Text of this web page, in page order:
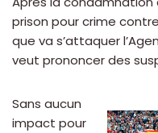
prison pour crime
que va s’attaquer
veut prononcer des
Sans aucun
impact pour